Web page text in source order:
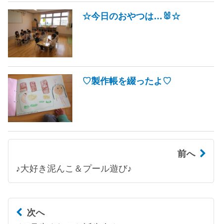
☆今日のおやつは…🐰☆
♡製作帳を綴ったよ♡
前へ
♪大好き泥んこ＆プール遊び♪
次へ